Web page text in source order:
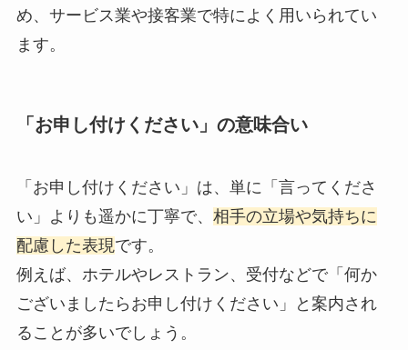
め、サービス業や接客業で特によく用いられてい
ます。
「お申し付けください」の意味合い
「お申し付けください」は、単に「言ってくださ
い」よりも遥かに丁寧で、 相手の立場や気持ちに
配慮した表現です。
例えば、ホテルやレストラン、受付などで「何か
ございましたらお申し付けください」と案内され
ることが多いでしょう。